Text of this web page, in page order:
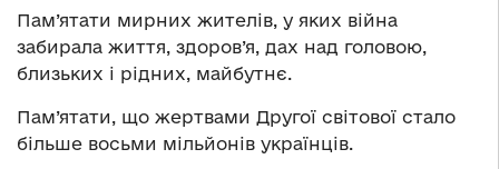
Пам’ятати мирних жителів, у яких війна
забирала життя, здоров’я, дах над головою,
близьких і рідних, майбутнє.
Пам’ятати, що жертвами Другої світової стало
більше восьми мільйонів українців.